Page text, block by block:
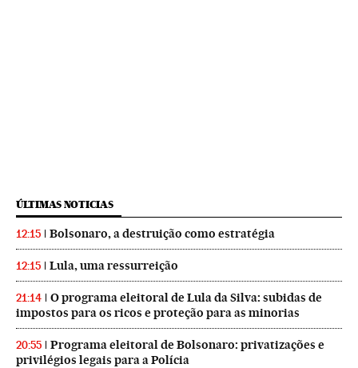
ÚLTIMAS NOTICIAS
12:15 Bolsonaro, a destruição como estratégia
12:15 Lula, uma ressurreição
21:14
O programa eleitoral de Lula da Silva: subidas de
impostos para os ricos e proteção para as minorias
20:55
Programa eleitoral de Bolsonaro: privatizações e
privilégios legais para a Polícia